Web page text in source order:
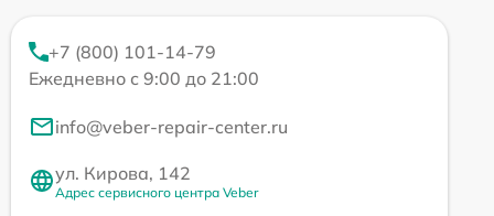
+7 (800) 101-14-79
Ежедневно с 9:00 до 21:00
info@veber-repair-center.ru
ул. Кирова, 142
Адрес сервисного центра Veber